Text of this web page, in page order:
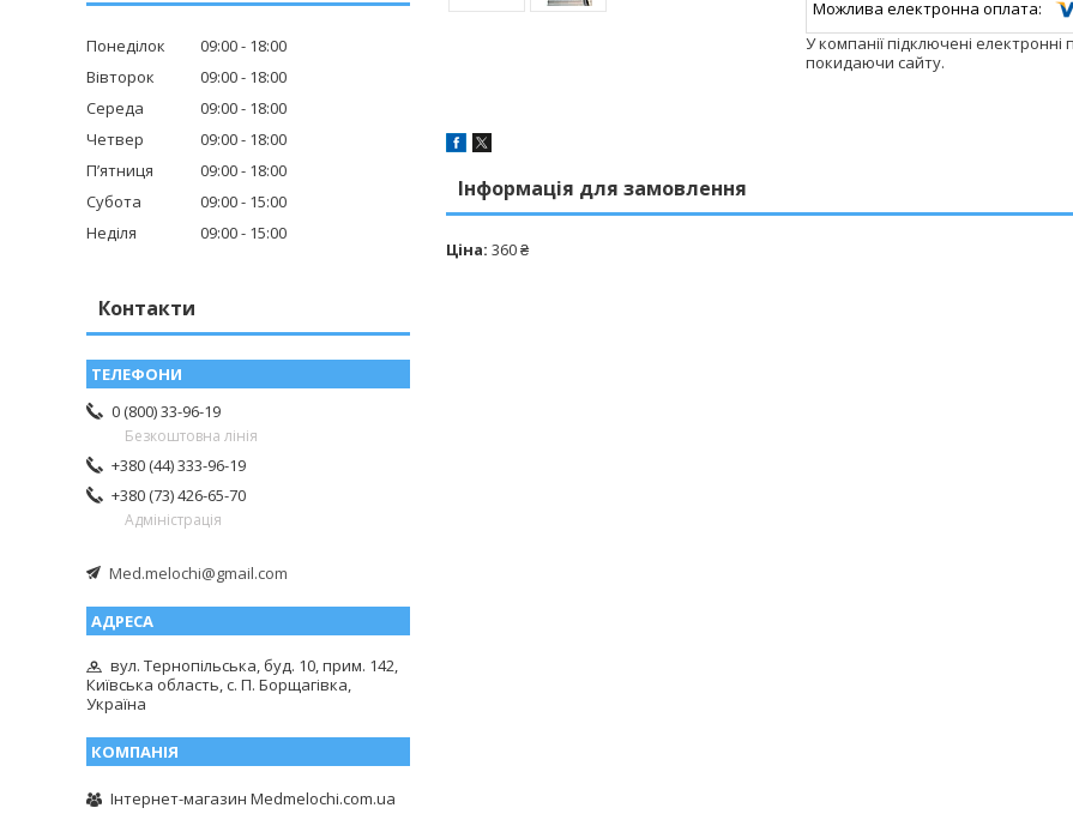
У компанії підключені
покидаючи сайту.
Інформація для замовлення
Ціна: 360 ₴
Понеділок 09:00
18:00
Вівторок
09:00
18:00
Середа
09:00
18:00
Четвер
09:00
18:00
Пʼятниця
09:00
18:00
Субота
09:00
15:00
Неділя
09:00 15:00
Контакти
0 (800) 33-96-19
Безкоштовна лінія
+380 (44) 333-96-19
+380 (73) 426-65-70
Адміністрація
Med.melochi@gmail.com
вул. Тернопільська, буд. 10, прим. 142,
Київська область, с. П. Борщагівка,
Україна
Інтернет-магазин Medmelochi.com.ua